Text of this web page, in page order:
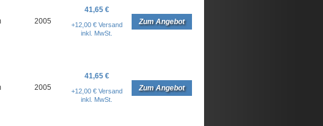
2005
41,65 €
+12,00 € Versand
inkl. MwSt.
Zum Angebot
2005
41,65 €
+12,00 € Versand
inkl. MwSt.
Zum Angebot